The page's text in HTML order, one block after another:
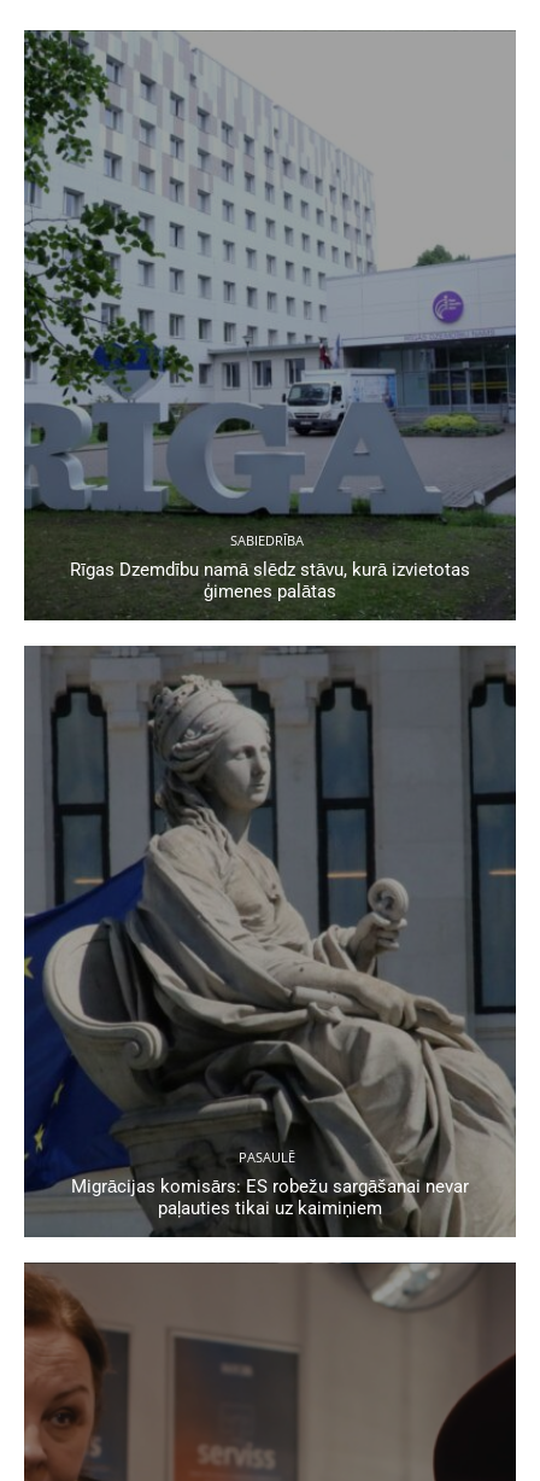
SABIEDRĪBA
Rīgas Dzemdību namā slēdz stāvu, kurā izvietotas
ģimenes palātas
PASAULĒ
Migrācijas komisārs: ES robežu sargāšanai nevar
paļauties tikai uz kaimiņiem